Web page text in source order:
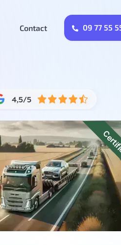
Contact 09 77 55